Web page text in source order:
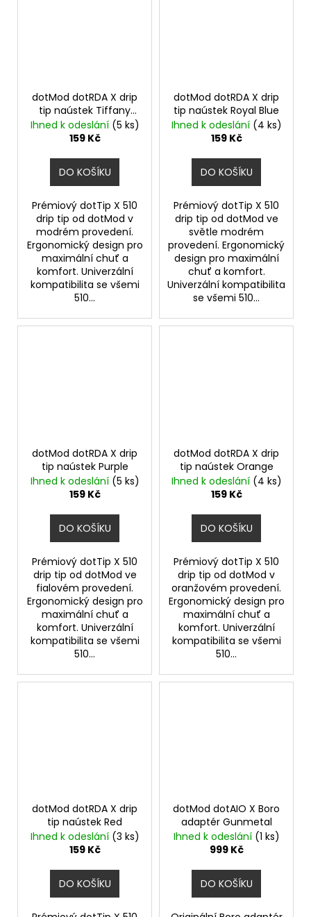
dotMod dotRDA X drip
tip naústek Tiffany
Blue
Ihned k odeslání (5 ks)
159 Kč
DO KOŠÍKU
Prémiový dotTip X 510
drip tip od dotMod v
modrém provedení.
Ergonomický design pro
maximální chuť a
komfort. Univerzální
kompatibilita se všemi
510...
dotMod dotRDA X drip
tip naústek Royal Blue
Ihned k odeslání (4 ks)
159 Kč
DO KOŠÍKU
Prémiový dotTip X 510
drip tip od dotMod ve
světle modrém
provedení. Ergonomický
design pro maximální
chuť a komfort.
Univerzální kompatibilita
se všemi 510...
dotMod dotRDA X drip
tip naústek Purple
Ihned k odeslání (5 ks)
159 Kč
DO KOŠÍKU
Prémiový dotTip X 510
drip tip od dotMod ve
fialovém provedení.
Ergonomický design pro
maximální chuť a
komfort. Univerzální
kompatibilita se všemi
510...
dotMod dotRDA X drip
tip naústek Orange
Ihned k odeslání (4 ks)
159 Kč
DO KOŠÍKU
Prémiový dotTip X 510
drip tip od dotMod v
oranžovém provedení.
Ergonomický design pro
maximální chuť a
komfort. Univerzální
kompatibilita se všemi
510...
dotMod dotRDA X drip
tip naústek Red
Ihned k odeslání (3 ks)
159 Kč
DO KOŠÍKU
dotMod dotAIO X Boro
adaptér Gunmetal
Ihned k odeslání (1 ks)
999 Kč
DO KOŠÍKU